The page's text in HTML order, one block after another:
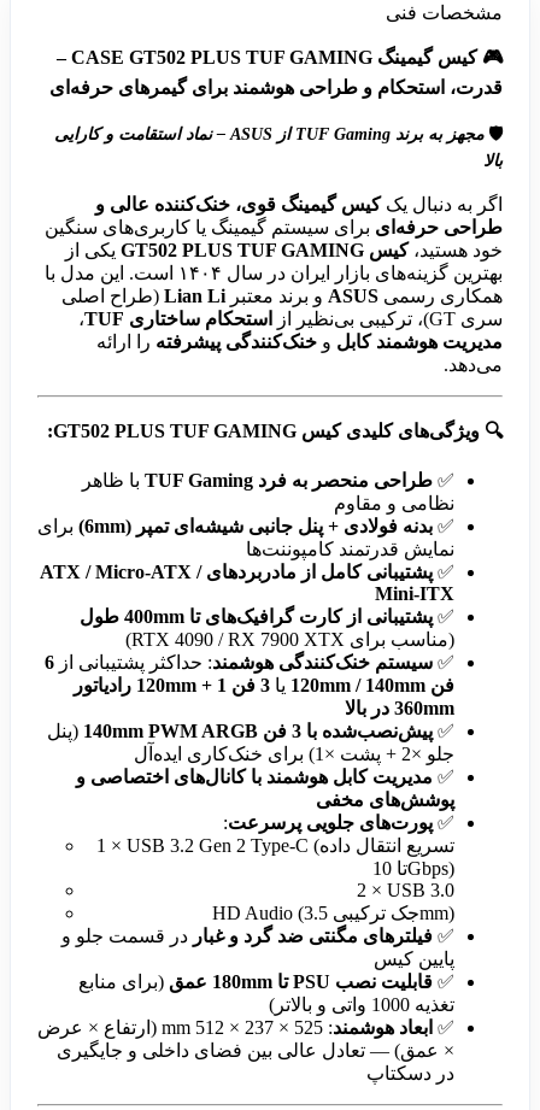
مشخصات فنی
🎮
کیس گیمینگ CASE GT502 PLUS TUF GAMING –
قدرت، استحکام و طراحی هوشمند برای گیمرهای حرفه‌ای
🛡️
مجهز به برند TUF Gaming از ASUS – نماد استقامت و کارایی
بالا
اگر به دنبال یککیس گیمینگ قوی، خنک‌کننده عالی و
طراحی حرفه‌ای برای سیستم گیمینگ یا کاربری‌های سنگین
خود هستید،کیس GT502 PLUS TUF GAMING
یکی از
بهترین گزینه‌های بازار ایران در سال ۱۴۰۴ است. این مدل با
همکاری رسمی ASUS و برند معتبر Lian Li (طراح اصلی
سری GT)، ترکیبی بی‌نظیر از
استحکام ساختاری TUF
،
مدیریت هوشمند کابل و خنک‌کنندگی پیشرفته را ارائه
می‌دهد.
🔍 ویژگی‌های کلیدی کیس GT502 PLUS TUF GAMING:
✅ طراحی منحصر به فرد TUF Gaming
با ظاهر
نظامی و مقاوم
✅ بدنه فولادی + پنل جانبی شیشه‌ای تمپر (6mm)
برای
نمایش قدرتمند کامپوننت‌ها
✅
پشتیبانی کامل از مادربردهای ATX / Micro-ATX /
Mini-ITX
✅ پشتیبانی از کارت گرافیک‌های تا 400mm طول
(مناسب برای RTX 4090 / RX 7900 XTX)
✅ سیستم خنک‌کنندگی هوشمند: حداکثر پشتیبانی از 6
فن 120mm / 140mm
یا
3 فن 120mm + 1 رادیاتور
360mm در بالا
✅ پیش‌نصب‌شده با 3 فن 140mm PWM ARGB
(پنل
جلو ×2 + پشت ×1) برای خنک‌کاری ایده‌آل
✅ مدیریت کابل هوشمند با کانال‌های اختصاصی و
پوشش‌های مخفی
✅ پورت‌های جلویی پرسرعت:
1 × USB 3.2 Gen 2 Type-C (تسریع انتقال داده
تا 10Gbps)
2 × USB 3.0
HD Audio (جک ترکیبی 3.5mm)
✅ فیلترهای مگنتی ضد گرد و غبار در قسمت جلو و
پایین کیس
✅ قابلیت نصب PSU تا 180mm عمق
(برای منابع
تغذیه 1000 واتی و بالاتر)
✅ ابعاد هوشمند
: 525 × 237 × 512 mm (ارتفاع × عرض
× عمق) — تعادل عالی بین فضای داخلی و جایگیری
در دسکتاپ